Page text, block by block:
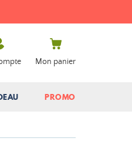
PROMO
Mon panier